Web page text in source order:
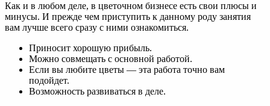
Как и в любом деле, в цветочном бизнесе есть свои плюсы и
минусы. И прежде чем приступить к данному роду занятия
вам лучше всего сразу с ними ознакомиться.
Приносит хорошую прибыль.
Можно совмещать с основной работой.
Если вы любите цветы — эта работа точно вам
подойдет.
Возможность развиваться в деле.